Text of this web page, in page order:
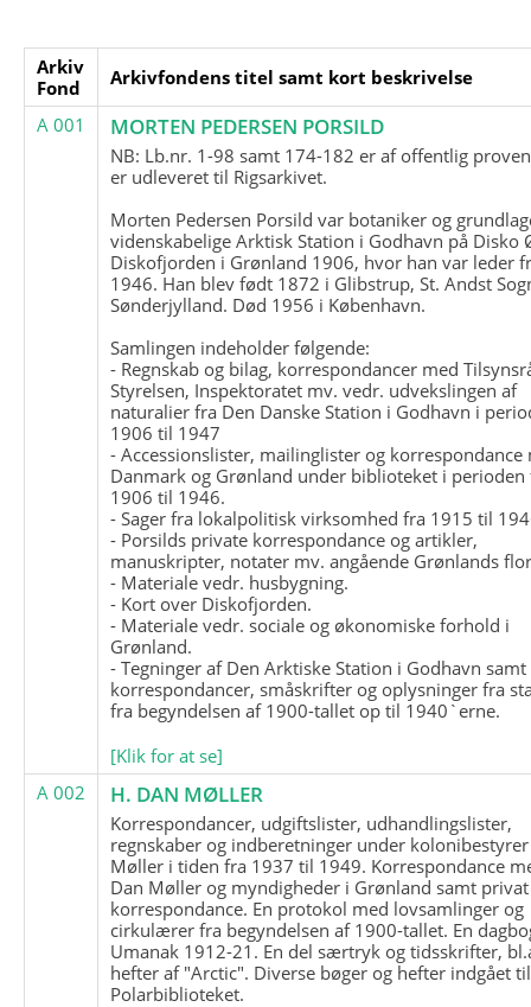
Arkiv
Fond
Arkivfondens titel samt kort beskrivelse
A 001
MORTEN PEDERSEN PORSILD
NB: Lb.nr. 1-98 samt 174-182 er af offentlig
er udleveret til Rigsarkivet.
Morten Pedersen Porsild var botaniker og
videnskabelige Arktisk Station i Godhavn på Disko
Diskofjorden i Grønland 1906, hvor han var leder
1946. Han blev født 1872 i Glibstrup, St. Andst
Sønderjylland. Død 1956 i København.
Samlingen indeholder følgende:
- Regnskab og bilag, korrespondancer med
Styrelsen, Inspektoratet mv. vedr. udvekslingen af
naturalier fra Den Danske Station i Godhavn i
1906 til 1947
- Accessionslister, mailinglister og korrespondance
Danmark og Grønland under biblioteket i perioden
1906 til 1946.
- Sager fra lokalpolitisk virksomhed fra 1915 til
- Porsilds private korrespondance og artikler,
manuskripter, notater mv. angående Grønlands
- Materiale vedr. husbygning.
- Kort over Diskofjorden.
- Materiale vedr. sociale og økonomiske forhold i
Grønland.
- Tegninger af Den Arktiske Station i Godhavn
korrespondancer, småskrifter og oplysninger fra
fra begyndelsen af 1900-tallet op til 1940`erne.
[Klik for at se]
A 002
H. DAN MØLLER
Korrespondancer, udgiftslister, udhandlingslister,
regnskaber og indberetninger under
Møller i tiden fra 1937 til 1949. Korrespondance
Dan Møller og myndigheder i Grønland samt privat
korrespondance. En protokol med lovsamlinger og
cirkulærer fra begyndelsen af 1900-tallet. En
Umanak 1912-21. En del særtryk og tidsskrifter,
hefter af "Arctic". Diverse bøger og hefter indgået til
Polarbiblioteket.